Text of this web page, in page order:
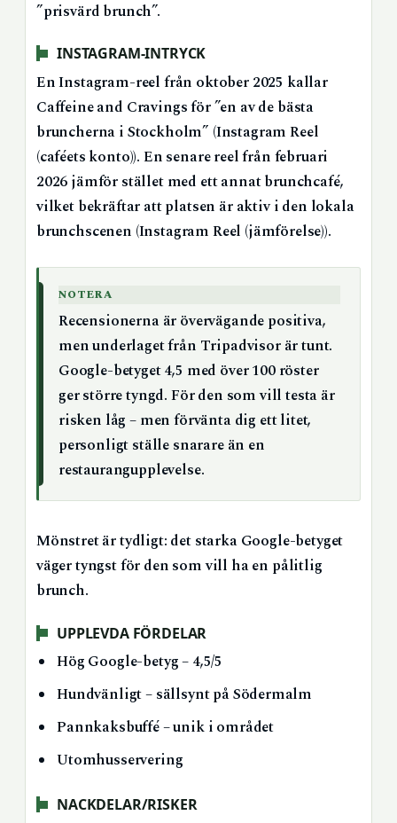
”prisvärd brunch”.
INSTAGRAM-INTRYCK
En Instagram-reel från oktober 2025 kallar
Caffeine and Cravings för ”en av de bästa
bruncherna i Stockholm” (Instagram Reel
(caféets konto)). En senare reel från februari
2026 jämför stället med ett annat brunchcafé,
vilket bekräftar att platsen är aktiv i den lokala
brunchscenen (Instagram Reel (jämförelse)).
NOTERA
Recensionerna är övervägande positiva,
men underlaget från Tripadvisor är tunt.
Google-betyget 4,5 med över 100 röster
ger större tyngd. För den som vill testa är
risken låg – men förvänta dig ett litet,
personligt ställe snarare än en
restaurangupplevelse.
Mönstret är tydligt: det starka Google-betyget
väger tyngst för den som vill ha en pålitlig
brunch.
UPPLEVDA FÖRDELAR
Hög Google-betyg – 4,5/5
Hundvänligt – sällsynt på Södermalm
Pannkaksbuffé – unik i området
Utomhusservering
NACKDELAR/RISKER